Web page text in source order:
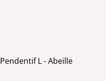
Pendentif L - Abeille